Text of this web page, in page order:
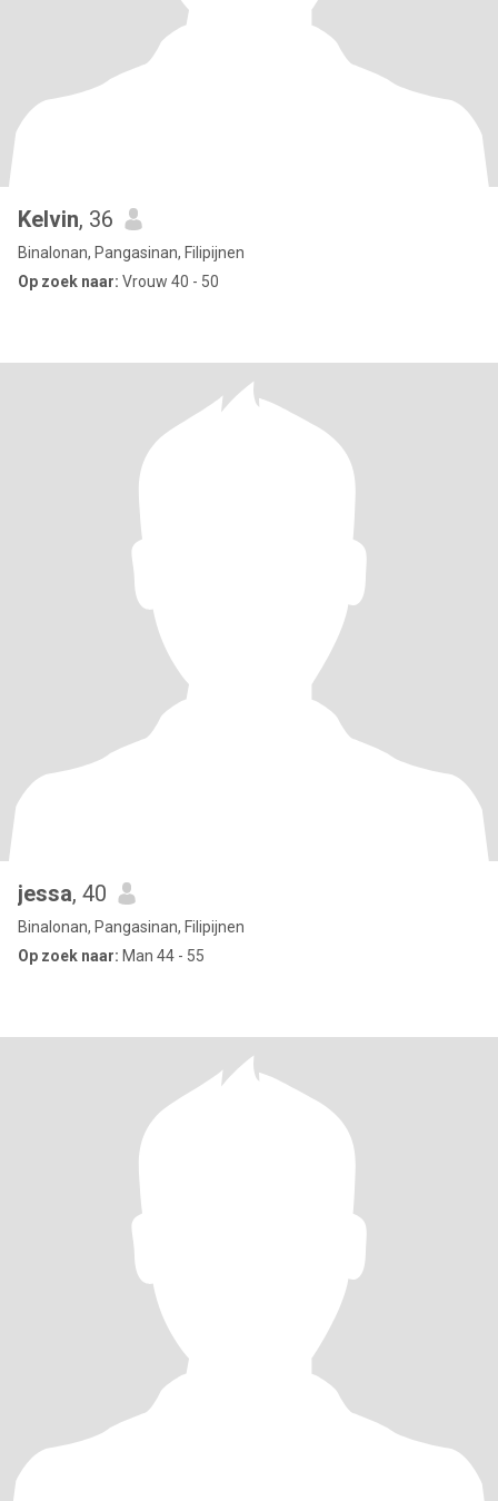
Kelvin, 36
Binalonan, Pangasinan, Filipijnen
Op zoek naar: Vrouw 40 - 50
jessa, 40
Binalonan, Pangasinan, Filipijnen
Op zoek naar: Man 44 - 55